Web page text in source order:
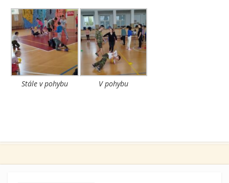
Stále v pohybu V pohybu